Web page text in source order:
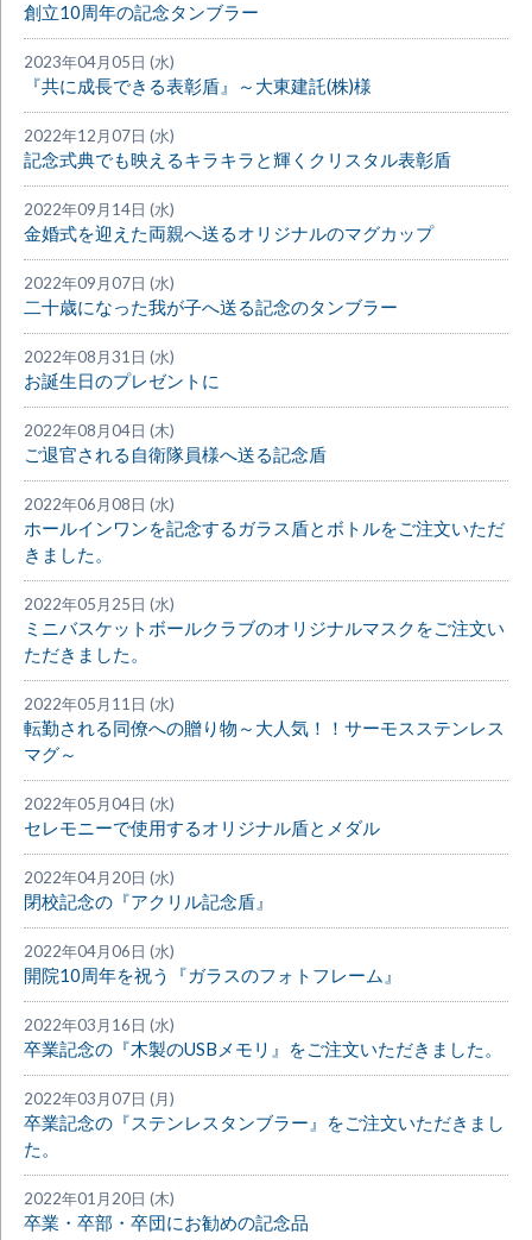
創立10周年の記念タンブラー
2023年04月05日 (水)
『共に成長できる表彰盾』～大東建託(株)様
2022年12月07日 (水)
記念式典でも映えるキラキラと輝くクリスタル表彰盾
2022年09月14日 (水)
金婚式を迎えた両親へ送るオリジナルのマグカップ
2022年09月07日 (水)
二十歳になった我が子へ送る記念のタンブラー
2022年08月31日 (水)
お誕生日のプレゼントに
2022年08月04日 (木)
ご退官される自衛隊員様へ送る記念盾
2022年06月08日 (水)
ホールインワンを記念するガラス盾とボトルをご注文いただ
きました。
2022年05月25日 (水)
ミニバスケットボールクラブのオリジナルマスクをご注文い
ただきました。
2022年05月11日 (水)
転勤される同僚への贈り物～大人気！！サーモスステンレス
マグ～
2022年05月04日 (水)
セレモニーで使用するオリジナル盾とメダル
2022年04月20日 (水)
閉校記念の『アクリル記念盾』
2022年04月06日 (水)
開院10周年を祝う『ガラスのフォトフレーム』
2022年03月16日 (水)
卒業記念の『木製のUSBメモリ』をご注文いただきました。
2022年03月07日 (月)
卒業記念の『ステンレスタンブラー』をご注文いただきまし
た。
2022年01月20日 (木)
卒業・卒部・卒団にお勧めの記念品